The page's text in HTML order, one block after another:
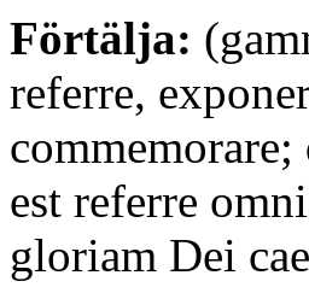
Förtälja:
referre,
est referre
gloriam Dei